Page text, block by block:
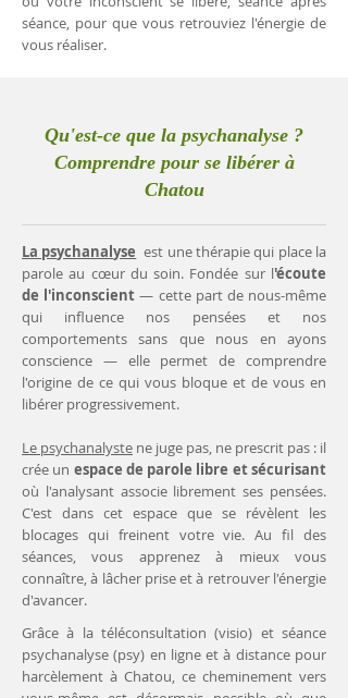
séance, pour que vous retrouviez l'énergie de
vous réaliser.
Qu'est-ce que la psychanalyse ?
Comprendre pour se libérer à
Chatou
La psychanalyse est une thérapie qui place la
parole au cœur du soin. Fondée sur l'écoute
de l'inconscient— cette part de nous-même
qui influence nos pensées et nos
comportements sans que nous en ayons
conscience — elle permet de comprendre
l'origine de ce qui vous bloque et de vous en
libérer progressivement.
Le psychanalyste ne juge pas, ne prescrit pas : il
crée un espace de parole libre et sécurisant
où l'analysant associe librement ses pensées.
C'est dans cet espace que se révèlent les
blocages qui freinent votre vie. Au fil des
séances, vous apprenez à mieux vous
connaître, à lâcher prise et à retrouver l'énergie
d'avancer.
Grâce à la téléconsultation (visio) et séance
psychanalyse (psy) en ligne et à distance pour
harcèlement à Chatou, ce cheminement vers